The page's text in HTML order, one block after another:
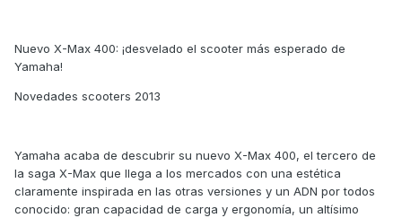
Nuevo X-Max 400: ¡desvelado el scooter más esperado de
Yamaha!
Novedades scooters 2013
Yamaha acaba de descubrir su nuevo X-Max 400, el tercero de
la saga X-Max que llega a los mercados con una estética
claramente inspirada en las otras versiones y un ADN por todos
conocido: gran capacidad de carga y ergonomía, un altísimo